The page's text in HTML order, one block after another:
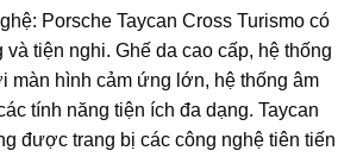
Porsche Taycan Cross Turismo có
và tiện nghi. Ghế da cao cấp, hệ thống
màn hình cảm ứng lớn, hệ thống âm
tính năng tiện ích đa dạng. Taycan
được trang bị các công nghệ tiên tiến